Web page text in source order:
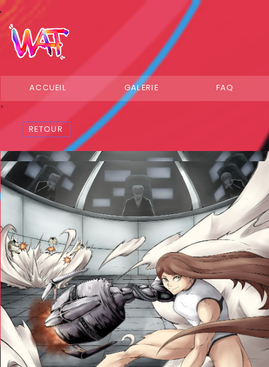
ACCUEIL GALERIE FAQ
RETOUR